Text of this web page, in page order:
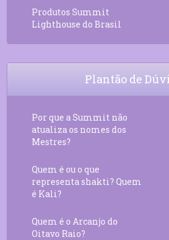
Produtos Summit
Lighthouse do Brasil
Plantão de
Por que a Summit não
atualiza os nomes dos
Mestres?
Quem é ou o que
representa shakti? Quem
é Kali?
Quem é o Arcanjo do
Oitavo Raio?